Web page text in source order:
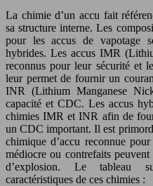
La chimie d’un accu fait
sa structure interne. Les
pour les accus de vapotage
hybrides. Les accus IMR
reconnus pour leur sécurité et
leur permet de fournir un
INR (Lithium Manganese
capacité et CDC. Les accus
chimies IMR et INR afin de
un CDC important. Il est
chimique d’accu reconnue
médiocre ou contrefaits
d’explosion. Le tableau
caractéristiques de ces chimies :